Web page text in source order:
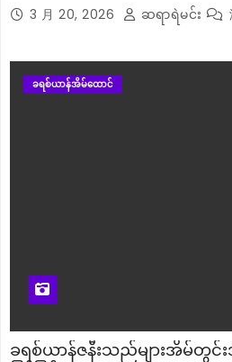
3 月 20, 2026 ဆရာရဲမင်း
ခရစ်ယာန်အိမ်ထောင်
ခရစ်ယာန်ဇနီးသည်များအိမ်တွင်